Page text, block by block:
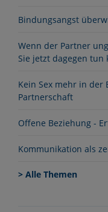
Bindungsangst
Wenn der Partner
Sie jetzt dagegen tun
Kein Sex mehr in der
Partnerschaft
Offene Beziehung -
Kommunikation als
> Alle Themen